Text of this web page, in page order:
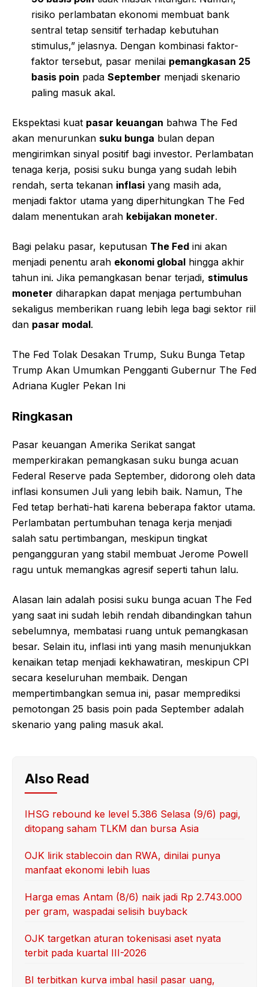
risiko perlambatan ekonomi membuat bank
sentral tetap sensitif terhadap kebutuhan
stimulus,” jelasnya. Dengan kombinasi faktor-
faktor tersebut, pasar menilai pemangkasan 25
basis poin pada September menjadi skenario
paling masuk akal.
Ekspektasi kuat pasar keuangan bahwa The Fed
akan menurunkan suku bunga bulan depan
mengirimkan sinyal positif bagi investor. Perlambatan
tenaga kerja, posisi suku bunga yang sudah lebih
rendah, serta tekanan inflasi yang masih ada,
menjadi faktor utama yang diperhitungkan The Fed
dalam menentukan arah kebijakan moneter.
Bagi pelaku pasar, keputusan The Fed ini akan
menjadi penentu arah ekonomi global hingga akhir
tahun ini. Jika pemangkasan benar terjadi, stimulus
moneter diharapkan dapat menjaga pertumbuhan
sekaligus memberikan ruang lebih lega bagi sektor riil
dan pasar modal.
The Fed Tolak Desakan Trump, Suku Bunga Tetap
Trump Akan Umumkan Pengganti Gubernur The Fed
Adriana Kugler Pekan Ini
Ringkasan
Pasar keuangan Amerika Serikat sangat
memperkirakan pemangkasan suku bunga acuan
Federal Reserve pada September, didorong oleh data
inflasi konsumen Juli yang lebih baik. Namun, The
Fed tetap berhati-hati karena beberapa faktor utama.
Perlambatan pertumbuhan tenaga kerja menjadi
salah satu pertimbangan, meskipun tingkat
pengangguran yang stabil membuat Jerome Powell
ragu untuk memangkas agresif seperti tahun lalu.
Alasan lain adalah posisi suku bunga acuan The Fed
yang saat ini sudah lebih rendah dibandingkan tahun
sebelumnya, membatasi ruang untuk pemangkasan
besar. Selain itu, inflasi inti yang masih menunjukkan
kenaikan tetap menjadi kekhawatiran, meskipun CPI
secara keseluruhan membaik. Dengan
mempertimbangkan semua ini, pasar memprediksi
pemotongan 25 basis poin pada September adalah
skenario yang paling masuk akal.
Also Read
IHSG rebound ke level 5.386 Selasa (9/6) pagi,
ditopang saham TLKM dan bursa Asia
OJK lirik stablecoin dan RWA, dinilai punya
manfaat ekonomi lebih luas
Harga emas Antam (8/6) naik jadi Rp 2.743.000
per gram, waspadai selisih buyback
OJK targetkan aturan tokenisasi aset nyata
terbit pada kuartal III-2026
BI terbitkan kurva imbal hasil pasar uang,